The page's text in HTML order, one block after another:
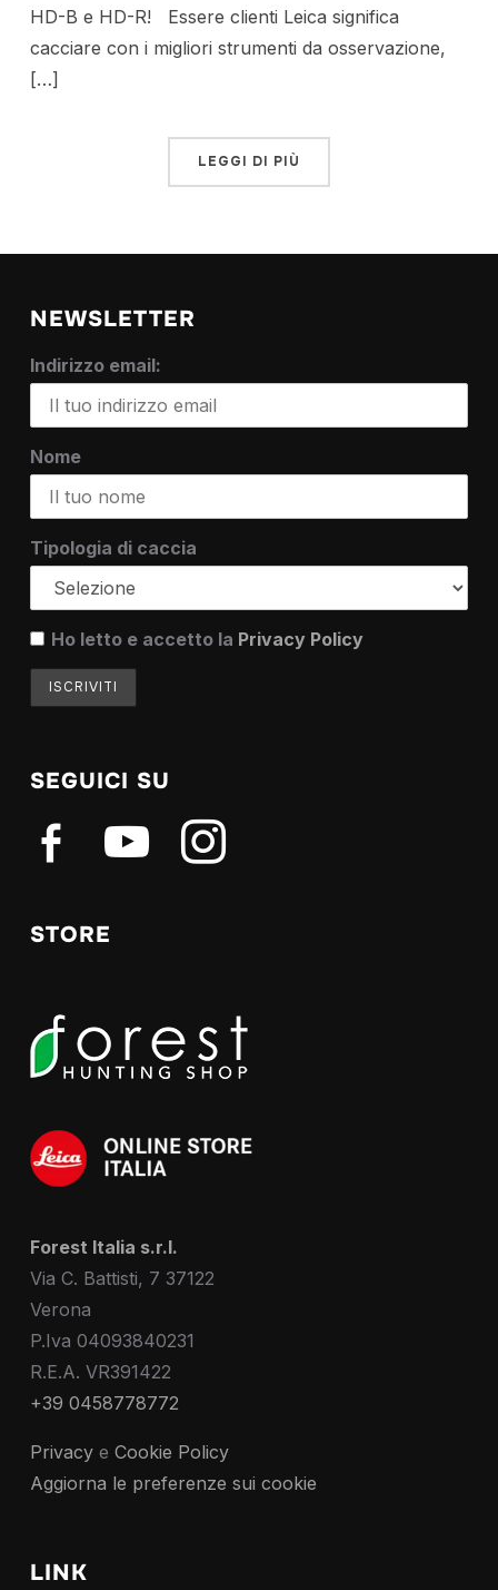
HD-B e HD-R! Essere clienti Leica significa
cacciare con i migliori strumenti da osservazione,
[…]
LEGGI DI PIÙ
NEWSLETTER
Indirizzo email:
Nome
Tipologia di caccia
Ho letto e accetto la Privacy Policy
SEGUICI SU
facebook- youtube instagram
STORE
Forest Italia s.r.l.
Via C. Battisti, 7 37122
Verona
P.Iva 04093840231
R.E.A. VR391422
+39 0458778772
Privacye Cookie Policy
Aggiorna le preferenze sui cookie
LINK